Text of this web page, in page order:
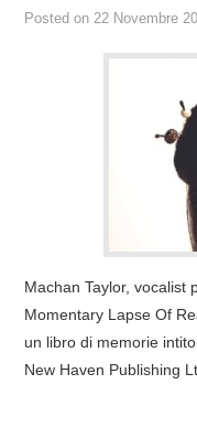
SYD BARRETT – ALLE
DISCOGRAFIA
LINKS
Posted on22 Novembre
Machan Taylor, vocalist
Momentary Lapse Of
un libro di memorie
New Haven Publishing